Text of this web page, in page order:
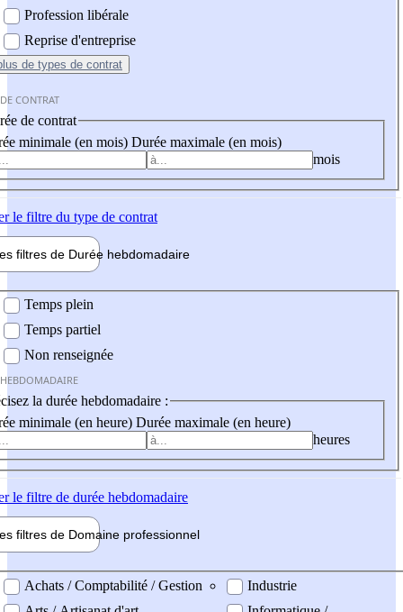
Profession libérale
Reprise d'entreprise
de types de contrat
CONTRAT
de contrat
minimale (en mois) Durée maximale (en mois)
mois
le filtre du type de contrat
filtres de Durée hebdomadaire
Temps plein
Temps partiel
Non renseignée
la durée hebdomadaire :
minimale (en heure) Durée maximale (en heure)
heures
le filtre de durée hebdomadaire
filtres de Domaine professionnel
professionel
Achats / Comptabilité / Gestion
Industrie